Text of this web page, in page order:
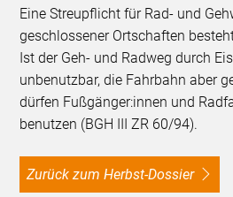
Eine Streupflicht für Rad- und
geschlossener Ortschaften
Ist der Geh- und Radweg durch
unbenutzbar, die Fahrbahn aber
dürfen Fußgänger:innen und
benutzen (BGH III ZR 60/94).
Zurück zum Herbst-Dossier